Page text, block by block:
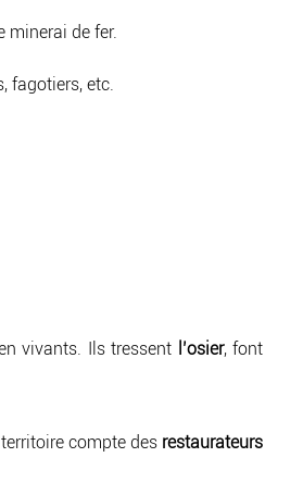
minerai de fer.
fagotiers, etc.
vivants. Ils tressent l’osier, font
compte des restaurateurs